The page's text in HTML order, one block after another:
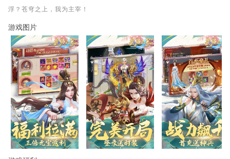
浮？苍穹之上，我为主宰！
游戏图片